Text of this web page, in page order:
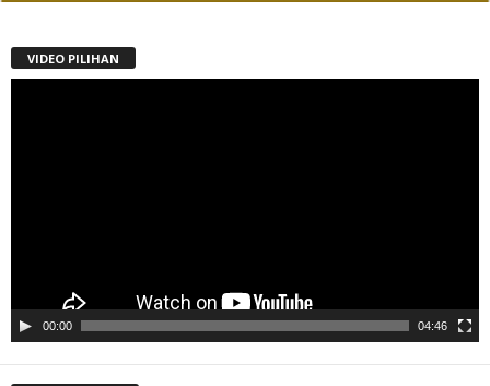
VIDEO PILIHAN
00:00 04:46